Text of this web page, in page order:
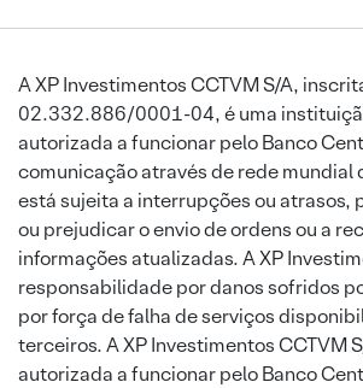
A XP Investimentos CCTVM S/A,
02.332.886/0001-04, é uma
autorizada a funcionar pelo Banco
comunicação através de rede mundial
está sujeita a interrupções ou atrasos,
ou prejudicar o envio de ordens ou a
informações atualizadas. A XP
responsabilidade por danos sofridos
por força de falha de serviços
terceiros. A XP Investimentos CCTVM
autorizada a funcionar pelo Banco